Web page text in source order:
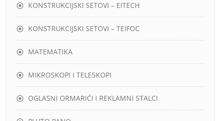
KONSTRUKCIJSKI SETOVI – EITECH
KONSTRUKCIJSKI SETOVI – TEIFOC
MATEMATIKA
MIKROSKOPI I TELESKOPI
OGLASNI ORMARIĆI I REKLAMNI STALCI